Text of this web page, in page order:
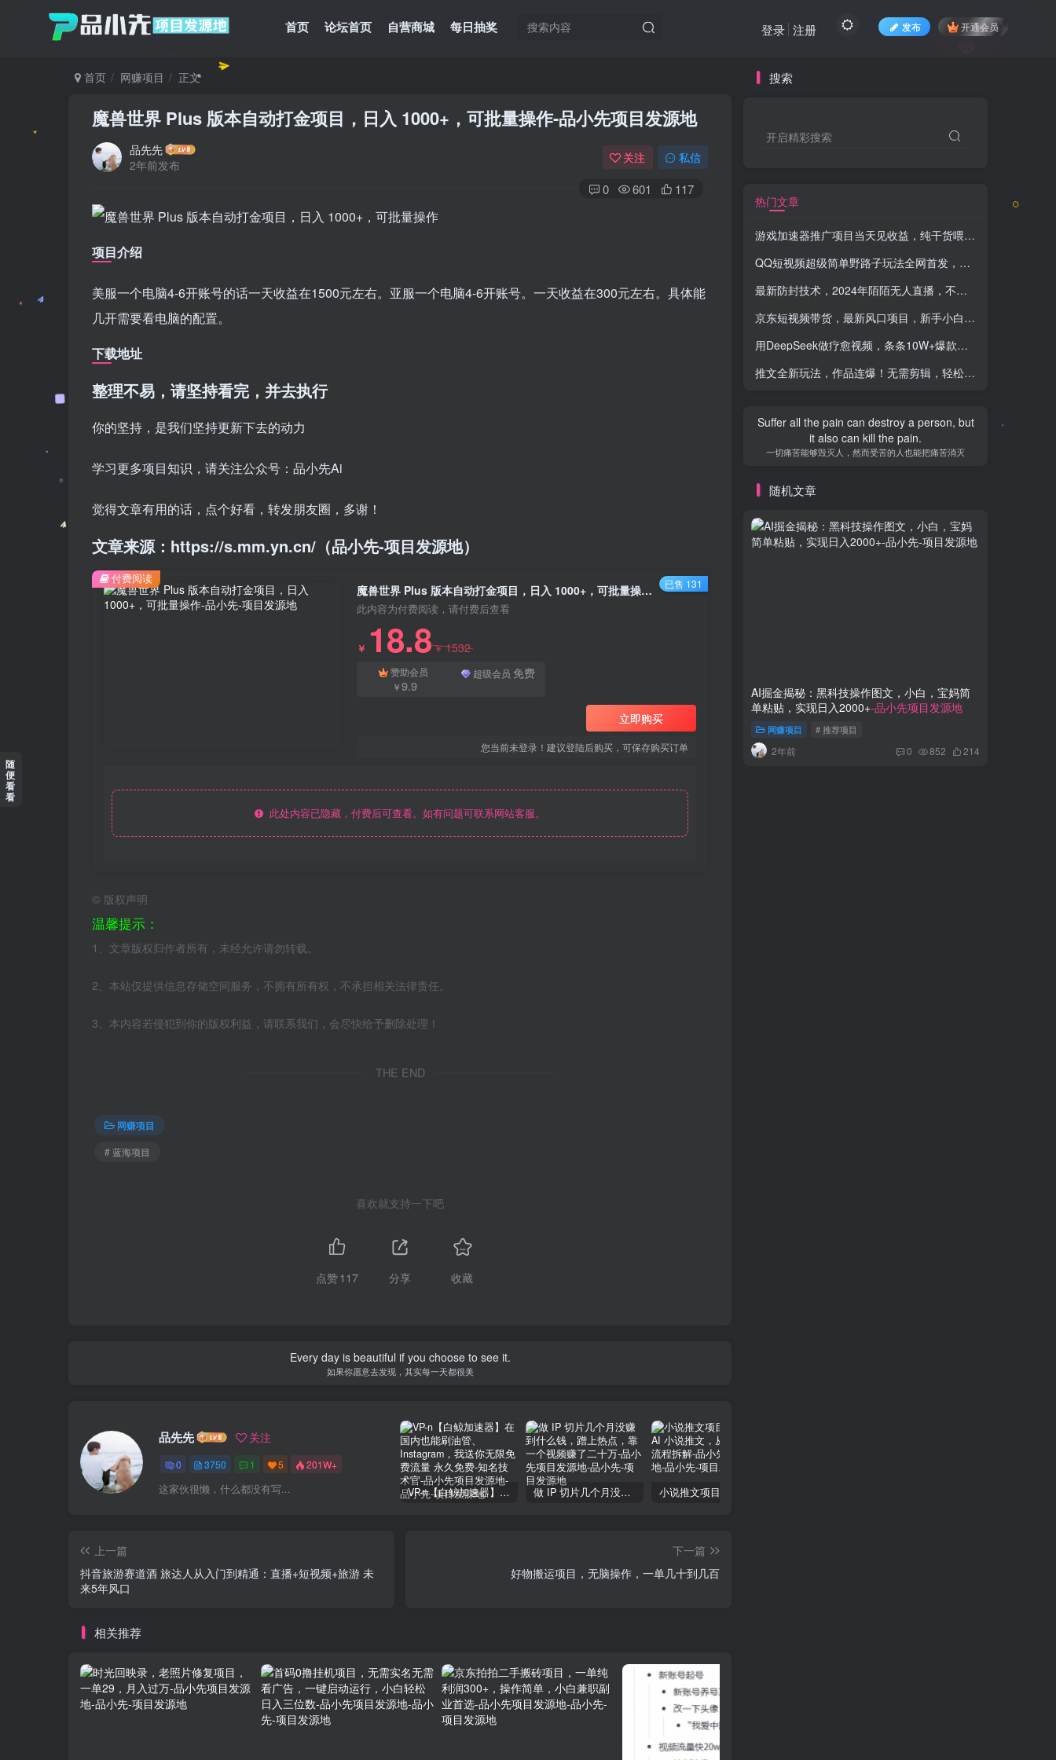
首页 论坛首页 自营商城 每日抽奖 发布 开通会员
登录 注册
首页 网赚项目 正文
魔兽世界 Plus 版本自动打金项目，日入 1000+，可批量操作-品小先项目发源地
品先先
2年前发布
关注 私信
0 601 117
项目介绍
美服一个电脑4-6开账号的话一天收益在1500元左右。亚服一个电脑4-6开账号。一天收益在300元左右。具体能
几开需要看电脑的配置。
下载地址
整理不易，请坚持看完，并去执行
你的坚持，是我们坚持更新下去的动力
学习更多项目知识，请关注公众号：品小先Ai
觉得文章有用的话，点个好看，转发朋友圈，多谢！
文章来源：https://s.mm.yn.cn/（品小先-项目发源地）
魔兽世界 Plus 版本自动打金项目，日入 1000+，可批量操作 - 资源之家
此内容为付费阅读，请付费后查看
￥ 18.8￥1532
赞助会员
￥9.9
超级会员 免费
立即购买
您当前未登录！建议登陆后购买，可保存购买订单
此处内容已隐藏，付费后可查看。如有问题可联系网站客服。
付费阅读 已售 131
© 版权声明
温馨提示：
1、文章版权归作者所有，未经允许请勿转载。
2、本站仅提供信息存储空间服务，不拥有所有权，不承担相关法律责任。
3、本内容若侵犯到你的版权利益，请联系我们，会尽快给予删除处理！
THE END
网赚项目
# 蓝海项目
喜欢就支持一下吧
点赞117 分享 收藏
I only wish to face the sea, with spring flowers blossoming.
我只愿面朝大海，春暖花开
品先先 关注
0 3750 1 5 201W+
这家伙很懒，什么都没有写... VP-n【白鲸加速器】在国内也能刷油管、Instagram，我送你无限免费流量 永久免费-知名技术官-品小先项目发源地 做 IP 切片几个月没赚到什么钱，蹭上热点，靠一个视频赚了二十万-品小先项目发源地
上一篇
抖音旅游赛道酒 旅达人从入门到精通：直播+短视频+旅游 未
来5年风口
下一篇
好物搬运项目，无脑操作，一单几十到几百
相关推荐
搜索
开启精彩搜索
热门文章
游戏加速器推广项目当天见收益，纯干货喂饭级教程分享
QQ短视频超级简单野路子玩法全网首发，流量＋挂载多渠道变现，单号日收益四位数
最新防封技术，2024年陌陌无人直播，不需要真人出镜，纯小白轻松驾驭，单场收入1000+
京东短视频带货，最新风口项目，新手小白也可以月入五位数
用DeepSeek做疗愈视频，条条10W+爆款，单日变现1000+
推文全新玩法，作品连爆！无需剪辑，轻松日入300+，有手必赚【揭秘】
Dream most deep place, only then the smile
is not tired.
梦的最深处，只有微笑不累
随机文章
AI掘金揭秘：黑科技操作图文，小白，宝妈简
单粘贴，实现日入2000+-品小先项目发源地
网赚项目 # 推荐项目
2年前 0 852 214
随
便
看
看